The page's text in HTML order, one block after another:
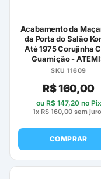
Acabamento da
da Porta do Salão
Até 1975 Corujinha
Guarnição -
SKU 11609
R$160,00
ou R$147,20no Pix
1x R$160,00sem
COMPRAR